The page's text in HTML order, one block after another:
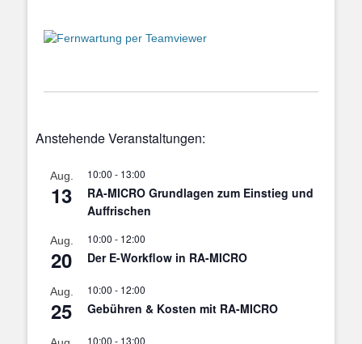
Anstehende Veranstaltungen:
Aug.
13
10:00 - 13:00
RA-MICRO Grundlagen zum Einstieg und
Auffrischen
Aug.
20
10:00 - 12:00
Der E-Workflow in RA-MICRO
Aug.
25
10:00 - 12:00
Gebühren & Kosten mit RA-MICRO
10:00 - 13:00